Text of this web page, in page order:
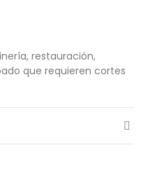
restauración,
que requieren cortes